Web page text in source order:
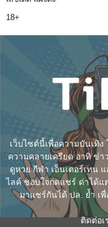
18+
เว็บไซต์นี้เพื่อความบันเทิ
ความคลายเครียด อาทิ ข่า
ดูหวย กีฬา เอ็นเตอร์เทน
ไลค์ ชอบใจกดแชร์ ด่าได้แ
มาแชร์กันได้ ปล. ย้ำ เ
ติดต่อเ